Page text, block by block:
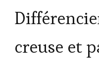
creuse et